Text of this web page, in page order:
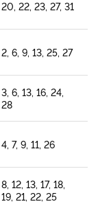
20, 22, 23, 27, 31
2, 6, 9, 13, 25, 27
3, 6, 13, 16, 24,
28
4, 7, 9, 11, 26
8, 12, 13, 17, 18,
19, 21, 22, 25